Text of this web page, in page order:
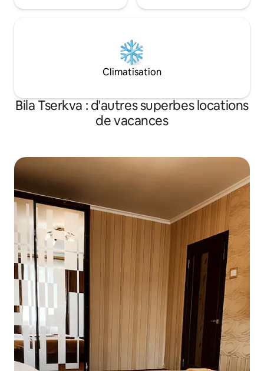
Climatisation
Bila Tserkva : d'autres superbes locations
de vacances